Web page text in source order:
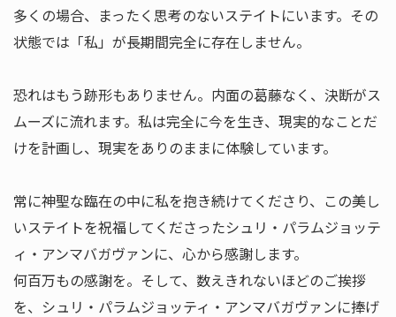
多くの場合、まったく思考のないステイトにいます。その
状態では「私」が長期間完全に存在しません。
恐れはもう跡形もありません。内面の葛藤なく、決断がス
ムーズに流れます。私は完全に今を生き、現実的なことだ
けを計画し、現実をありのままに体験しています。
常に神聖な臨在の中に私を抱き続けてくださり、この美し
いステイトを祝福してくださったシュリ・パラムジョッテ
ィ・アンマバガヴァンに、心から感謝します。
何百万もの感謝を。そして、数えきれないほどのご挨拶
を、シュリ・パラムジョッティ・アンマバガヴァンに捧げ